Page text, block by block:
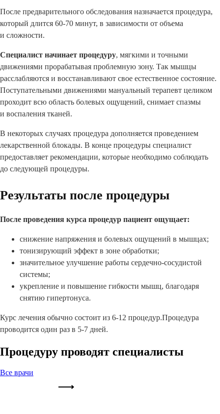
После предварительного обследования назначается процедура,
который длится 60-70 минут, в зависимости от объема
и сложности.
Специалист начинает процедуру, мягкими и точными
движениями прорабатывая проблемную зону. Так мышцы
расслабляются и восстанавливают свое естественное состояние.
Поступательными движениями мануальный терапевт целиком
проходит всю область болевых ощущений, снимает спазмы
и воспаления тканей.
В некоторых случаях процедура дополняется проведением
лекарственной блокады. В конце процедуры специалист
предоставляет рекомендации, которые необходимо соблюдать
до следующей процедуры.
Результаты после процедуры
После проведения курса процедур пациент ощущает:
снижение напряжения и болевых ощущений в мышцах;
тонизирующий эффект в зоне обработки;
значительное улучшение работы сердечно-сосудистой
системы;
укрепление и повышение гибкости мышц, благодаря
снятию гипертонуса.
Курс лечения обычно состоит из 6-12 процедур.Процедура
проводится один раз в 5-7 дней.
Процедуру проводят специалисты
Все врачи